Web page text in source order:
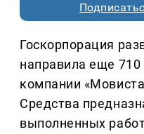
Госкорпорация
направила еще
компании
Средства
выполненных